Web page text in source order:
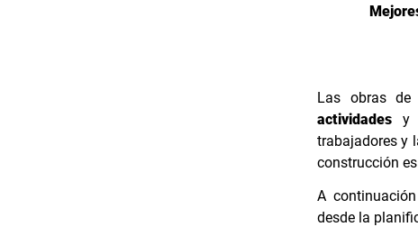
Las obras de
actividades y
trabajadores y
construcción
A
desde la